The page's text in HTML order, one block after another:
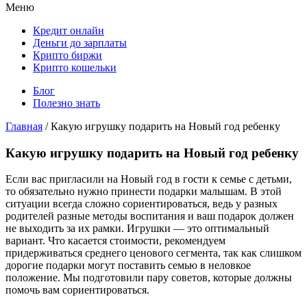
Меню
Кредит онлайн
Деньги до зарплаты
Крипто биржи
Крипто кошельки
Блог
Полезно знать
Главная / Какую игрушку подарить на Новый год ребенку
Какую игрушку подарить на Новый год ребенку
Если вас пригласили на Новый год в гости к семье с детьми,
то обязательно нужно принести подарки малышам. В этой
ситуации всегда сложно сориентироваться, ведь у разных
родителей разные методы воспитания и ваш подарок должен
не выходить за их рамки. Игрушки — это оптимальный
вариант. Что касается стоимости, рекомендуем
придерживаться среднего ценового сегмента, так как слишком
дорогие подарки могут поставить семью в неловкое
положение. Мы подготовили пару советов, которые должны
помочь вам сориентироваться.